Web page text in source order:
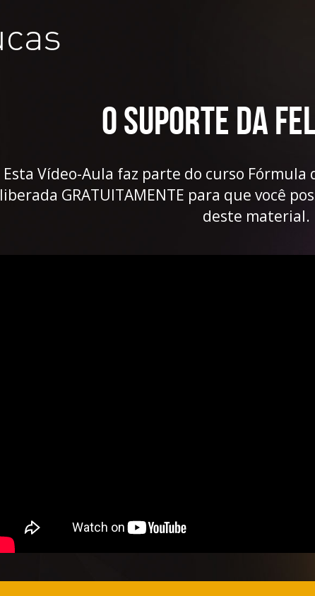
O Suporte da
Esta Vídeo-Aula faz parte do curso Fórmula
liberada GRATUITAMENTE para que você
deste material.